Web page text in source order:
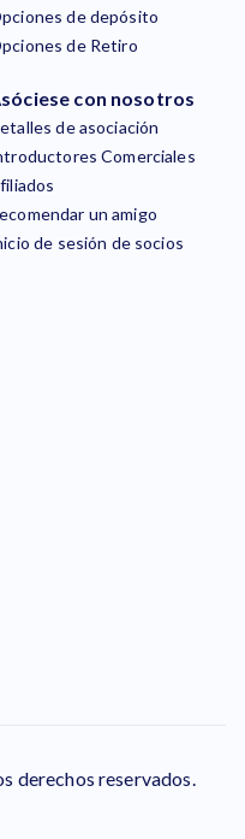
de depósito
de Retiro
con nosotros
de asociación
Comerciales
un amigo
de sesión de socios
derechos reservados.